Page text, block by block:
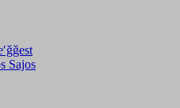
Sajos